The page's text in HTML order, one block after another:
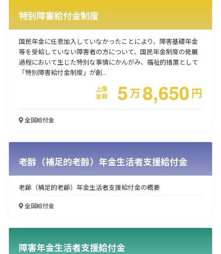
人材採用・雇用
人材育成・福利厚生
環境・省エネ
テレワーク
検索
特別障害給付金制度
国民年金に任意加入していなかったことにより、障害基礎年金
等を受給していない障害者の方について、国民年金制度の発展
過程において生じた特別な事情にかんがみ、福祉的措置として
「特別障害給付金制度」が創...
上限
金額
5万8,650円
全国給付金
老齢（補足的老齢）年金生活者支援給付金
老齢（補足的老齢）年金生活者支援給付金の概要
全国給付金
障害年金生活者支援給付金